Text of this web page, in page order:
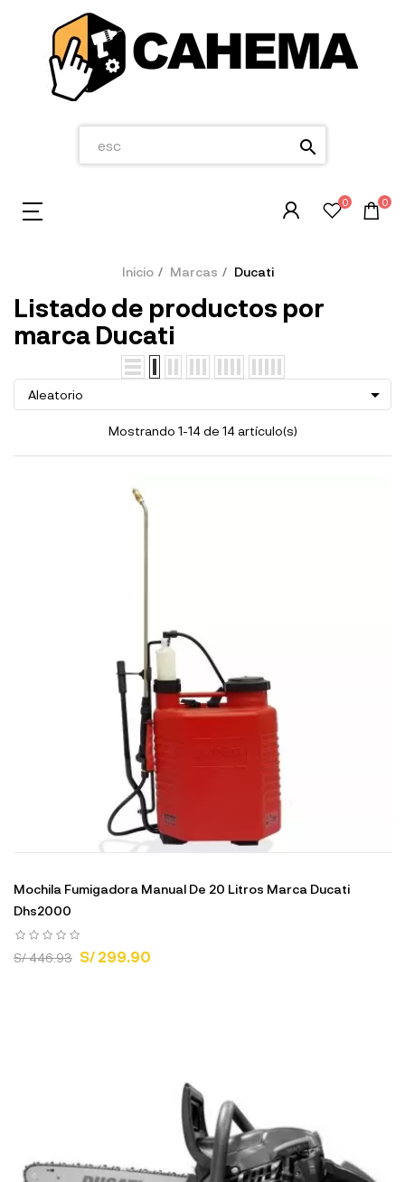
search
0 0
Inicio Marcas Ducati
Listado de productos por
marca Ducati
Aleatorio 
Mostrando 1-14 de 14 artículo(s)
Mochila Fumigadora Manual De 20 Litros Marca Ducati
Dhs2000
S/ 446.93 S/ 299.90